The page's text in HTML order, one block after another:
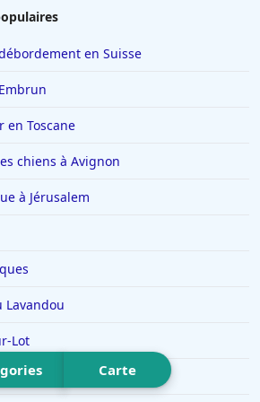
Motte
Carte
en Suisse
en Toscane
chiens à Avignon
à Jérusalem
Lavandou
Lot
Spa